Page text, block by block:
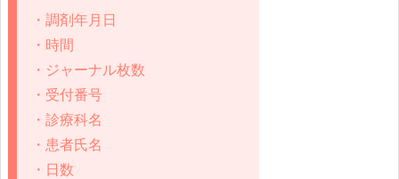
・調剤年月日
・時間
・ジャーナル枚数
・受付番号
・診療科名
・患者氏名
・日数